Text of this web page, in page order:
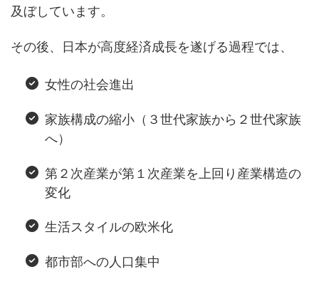
及ぼしています。
その後、日本が高度経済成長を遂げる過程では、
女性の社会進出
家族構成の縮小（３世代家族から２世代家族
へ）
第２次産業が第１次産業を上回り産業構造の
変化
生活スタイルの欧米化
都市部への人口集中